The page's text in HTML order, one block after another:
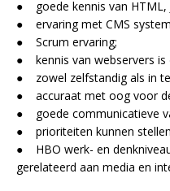
● goede kennis van HTML,
● ervaring met CMS
● Scrum ervaring;
● kennis van webservers is
● zowel zelfstandig als in
● accuraat met oog voor
● goede communicatieve
● prioriteiten kunnen
● HBO werk- en
gerelateerd aan media en